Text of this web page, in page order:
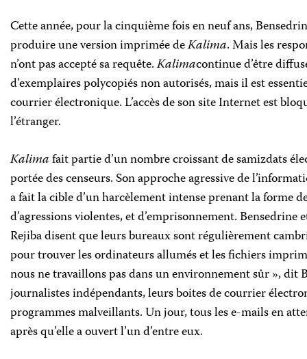
Cette année, pour la cinquième fois en neuf ans,
produire une version imprimée deKalima. Mais les
n’ont pas accepté sa requête.Kalimacontinue d’être
d’exemplaires polycopiés non autorisés, mais il est
courrier électronique. L’accès de son site Internet est
l’étranger.
Kalimafait partie d’un nombre croissant de samizdats
portée des censeurs. Son approche agressive de
a fait la cible d’un harcèlement intense prenant la forme
d’agressions violentes, et d’emprisonnement.
Rejiba disent que leurs bureaux sont régulièrement
pour trouver les ordinateurs allumés et les fichiers
nous ne travaillons pas dans un environnement sûr », dit
journalistes indépendants, leurs boites de courrier
programmes malveillants. Un jour, tous les e-mails en
après qu’elle a ouvert l’un d’entre eux.